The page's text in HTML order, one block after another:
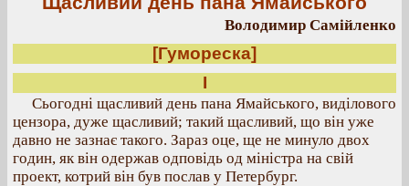
Володимир Самійленко
[Гумореска]
І
Сьогодні щасливий день пана Ямайського, виділового
цензора, дуже щасливий; такий щасливий, що він уже
давно не зазнає такого. Зараз оце, ще не минуло двох
годин, як він одержав одповідь од міністра на свій
проект, котрий він був послав у Петербург.